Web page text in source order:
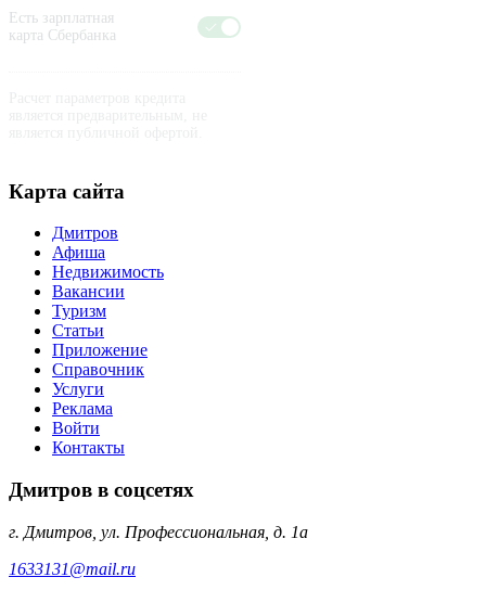
Есть зарплатная
карта Сбербанка
Карта сайта
Дмитров
Афиша
Недвижимость
Вакансии
Туризм
Статьи
Приложение
Справочник
Услуги
Реклама
Войти
Контакты
Дмитров в соцсетях
г. Дмитров, ул. Профессиональная, д. 1а
1633131@mail.ru